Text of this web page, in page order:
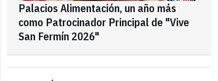
Palacios Alimentación, un año más
como Patrocinador Principal de "Vive
San Fermín 2026"